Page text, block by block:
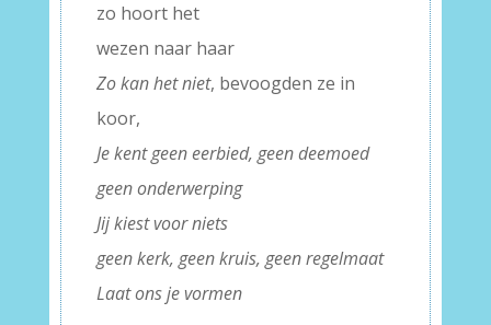
zo hoort het
wezen naar haar
Zo kan het niet, bevoogden ze in
koor,
Je kent geen eerbied, geen deemoed
geen onderwerping
Jij kiest voor niets
geen kerk, geen kruis, geen regelmaat
Laat ons je vormen